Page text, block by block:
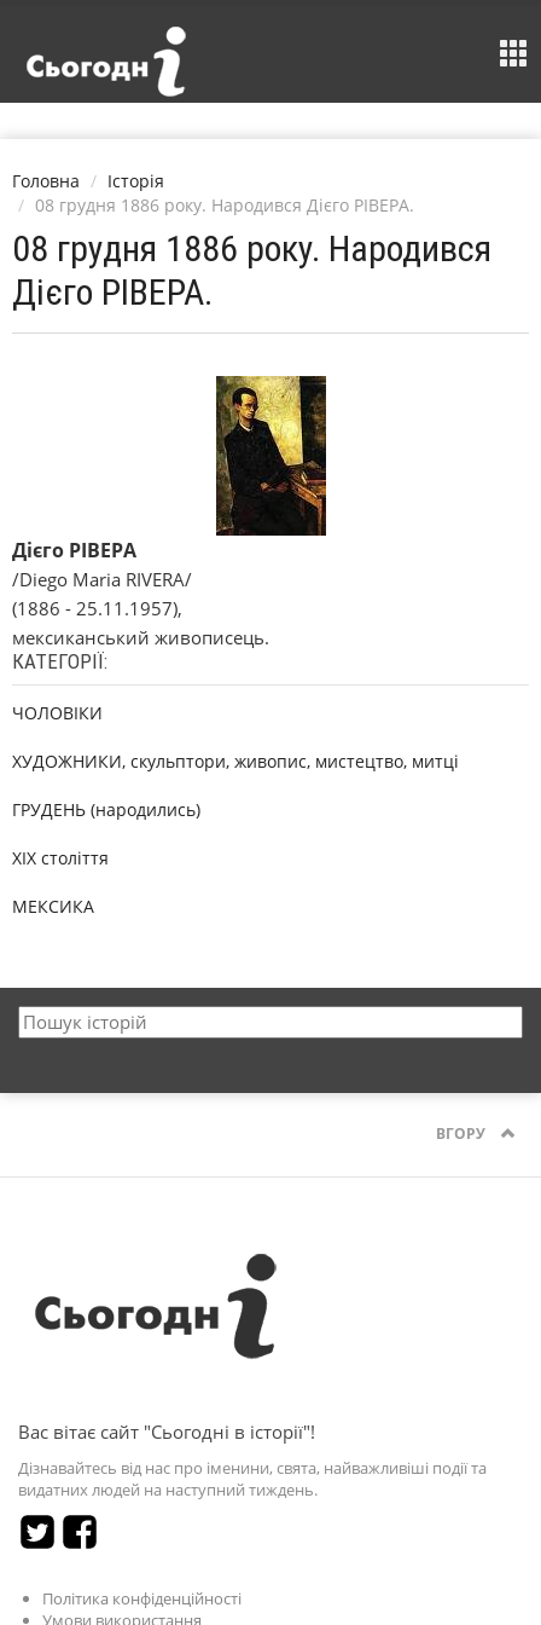
Головна
Історія
08 грудня 1886 року. Народився Дієго РІВЕРА.
08 грудня 1886 року. Народився
Дієго РІВЕРА.
Дієго РІВЕРА
/Diego Maria RIVERA/
(1886 - 25.11.1957),
мексиканський живописець.
КАТЕГОРІЇ:
ЧОЛОВІКИ
ХУДОЖНИКИ, скульптори, живопис, мистецтво, митці
ГРУДЕНЬ (народились)
XIX століття
МЕКСИКА
ВГОРУ
Вас вітає сайт "Сьогодні в історії"!
Дізнавайтесь від нас про іменини, свята, найважливіші події та
видатних людей на наступний тиждень.
Політика конфіденційності
Умови використання